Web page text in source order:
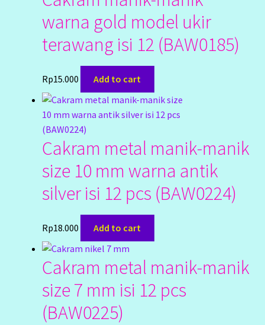
warna gold model ukir
terawang isi 12 (BAW0185)
Rp15.000 Add to cart
Cakram metal manik-manik
size 10 mm warna antik
silver isi 12 pcs (BAW0224)
Rp18.000 Add to cart
Cakram metal manik-manik
size 7 mm isi 12 pcs
(BAW0225)